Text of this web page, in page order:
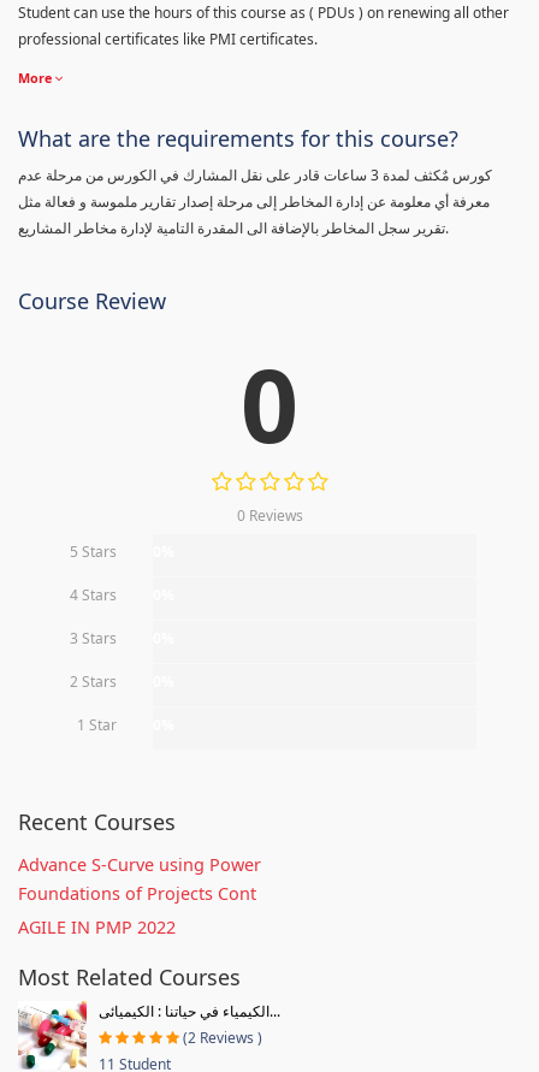
Student can use the hours of this course as ( PDUs ) on renewing all other
professional certificates like PMI certificates.
More
What are the requirements for this course?
كورس مٌكثف لمدة 3 ساعات قادر على نقل المشارك في الكورس من مرحلة عدم
معرفة أي معلومة عن إدارة المخاطر إلى مرحلة إصدار تقارير ملموسة و فعالة مثل
تقرير سجل المخاطر بالإضافة الى المقدرة التامية لإدارة مخاطر المشاريع.
Course Review
0
0 Reviews
5 Stars
4 Stars
3 Stars
2 Stars
1 Star
Recent Courses
Advance S-Curve using Power
Foundations of Projects Cont
AGILE IN PMP 2022
Most Related Courses
الكيمياء في حياتنا : الكيميائى...
(2 Reviews )
11 Student